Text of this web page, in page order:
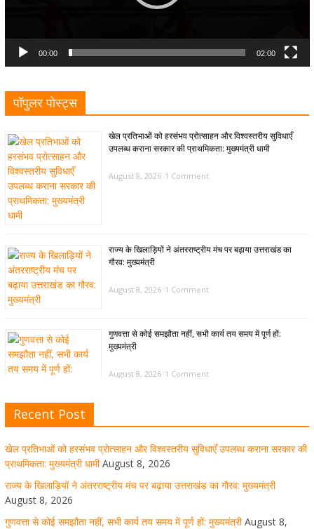
00:00 02:00
पॉपुलर पोस्ट्स
खेल प्रतिभाओं को हरसंभव प्रोत्साहन और विश्वस्तरीय सुविधाएँ
उपलब्ध कराना सरकार की प्राथमिकता: मुख्यमंत्री धामी
August 8, 2026 1 Comment
राज्य के खिलाड़ियों ने अंतरराष्ट्रीय मंच पर बढ़ाया उत्तराखंड का
गौरव: मुख्यमंत्री
August 8, 2026 1 Comment
गुणवत्ता से कोई समझौता नहीं, सभी कार्य तय समय में पूर्ण हों:
मुख्यमंत्री
August 8, 2026 1 Comment
अवसंरचना विकसित करने के निर्देश
August 8, 2026 1 Comment
उत्तराखंड को खेल उत्कृष्टता का केंद्र बनाने की दिशा में तेजी से आगे
Recent Post
खेल प्रतिभाओं को हरसंभव प्रोत्साहन और विश्वस्तरीय सुविधाएँ उपलब्ध कराना सरकार की
प्राथमिकता: मुख्यमंत्री धामी August 8, 2026
राज्य के खिलाड़ियों ने अंतरराष्ट्रीय मंच पर बढ़ाया उत्तराखंड का गौरव: मुख्यमंत्री
August 8, 2026
गुणवत्ता से कोई समझौता नहीं, सभी कार्य तय समय में पूर्ण हों: मुख्यमंत्री August 8,